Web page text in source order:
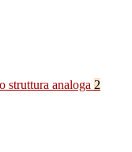
struttura analoga 2